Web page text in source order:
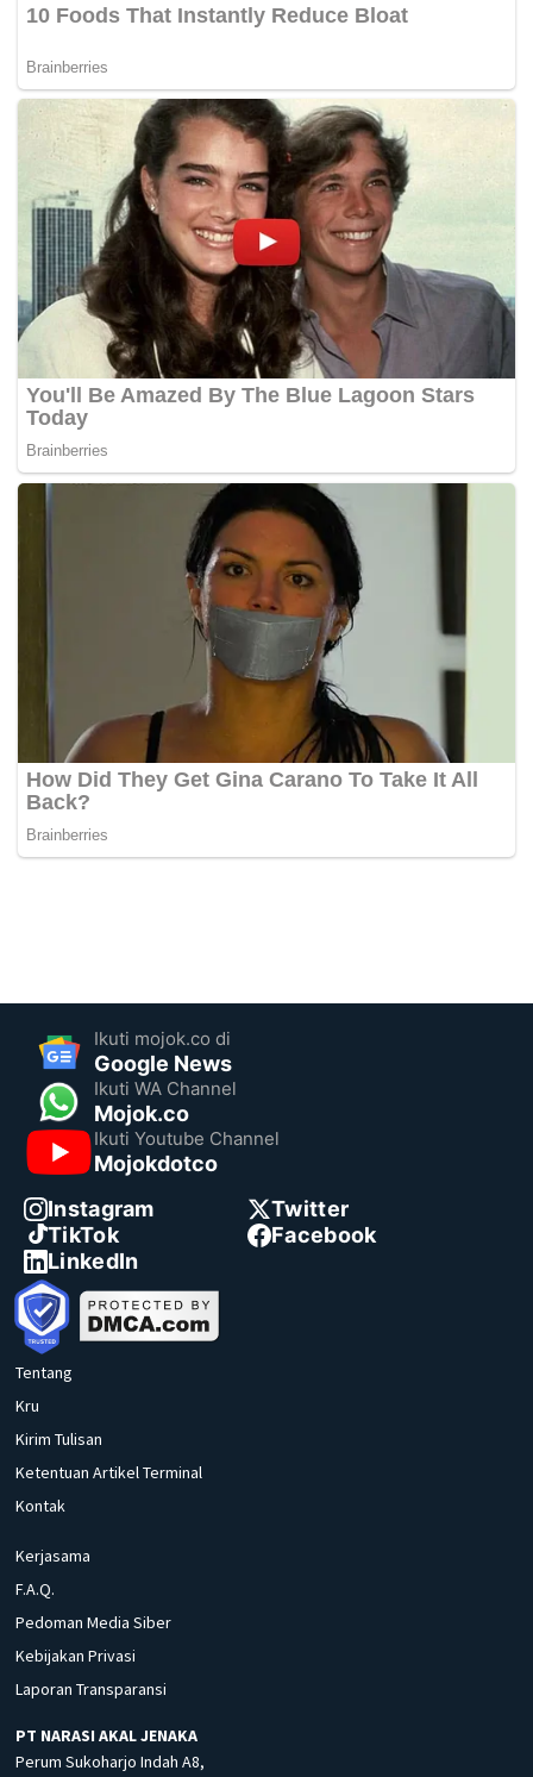
Ikuti mojok.co di
Google News
Ikuti WA Channel
Mojok.co
Ikuti Youtube Channel
Mojokdotco
Instagram
Twitter
TikTok
Facebook
LinkedIn
Tentang
Kru
Kirim Tulisan
Ketentuan Artikel Terminal
Kontak
Kerjasama
F.A.Q.
Pedoman Media Siber
Kebijakan Privasi
Laporan Transparansi
PT NARASI AKAL JENAKA
Perum Sukoharjo Indah A8,